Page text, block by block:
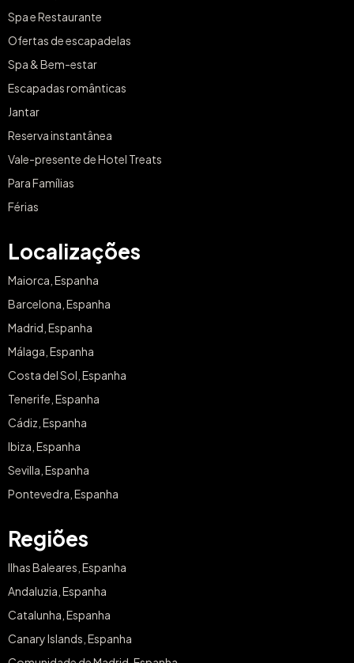
Spa e Restaurante
Ofertas de escapadelas
Spa & Bem-estar
Escapadas românticas
Jantar
Reserva instantânea
Vale-presente de Hotel Treats
Para Famílias
Férias
Localizações
Maiorca, Espanha
Barcelona, Espanha
Madrid, Espanha
Málaga, Espanha
Costa del Sol, Espanha
Tenerife, Espanha
Cádiz, Espanha
Ibiza, Espanha
Sevilla, Espanha
Pontevedra, Espanha
Regiões
Ilhas Baleares, Espanha
Andaluzia, Espanha
Catalunha, Espanha
Canary Islands, Espanha